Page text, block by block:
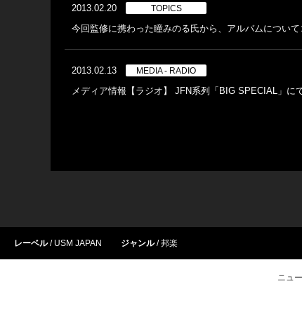
2013.02.20 TOPICS
今回監修に携わった瞳みのる氏から、アルバムについて
2013.02.13 MEDIA - RADIO
メディア情報【ラジオ】 JFN系列「BIG SPECIAL」に
レーベル USM JAPAN ジャンル 邦楽
ニュ